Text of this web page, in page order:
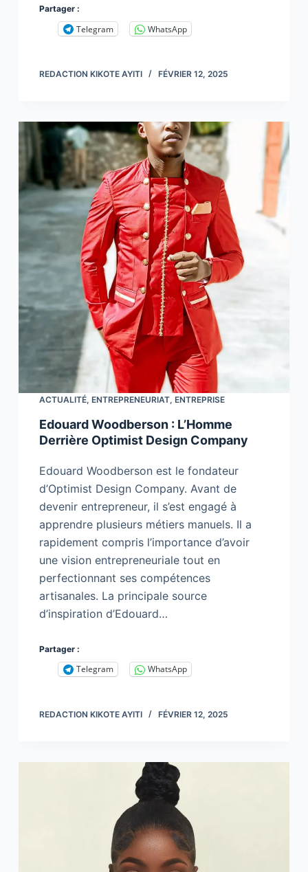
Partager :
Telegram WhatsApp
REDACTION KIKOTE AYITI FÉVRIER 12, 2025
ACTUALITÉ, ENTREPRENEURIAT, ENTREPRISE
Edouard Woodberson : L’Homme
Derrière Optimist Design Company
Edouard Woodberson est le fondateur
d’Optimist Design Company. Avant de
devenir entrepreneur, il s’est engagé à
apprendre plusieurs métiers manuels. Il a
rapidement compris l’importance d’avoir
une vision entrepreneuriale tout en
perfectionnant ses compétences
artisanales. La principale source
d’inspiration d’Edouard…
Partager :
Telegram WhatsApp
REDACTION KIKOTE AYITI FÉVRIER 12, 2025